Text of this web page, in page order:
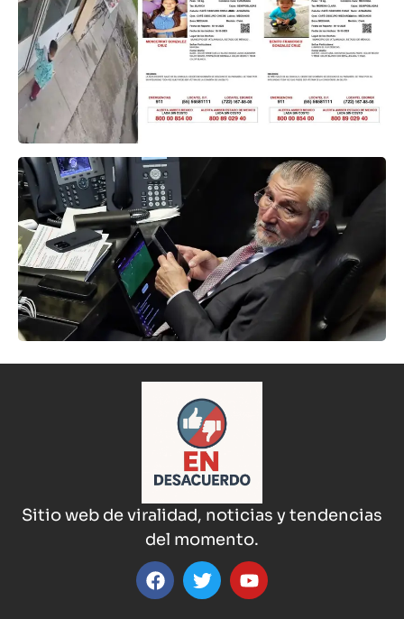
Sitio web de viralidad, noticias y tendencias
del momento.